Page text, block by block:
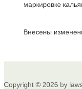
маркировке
Внесены
Copyright © 2026 by